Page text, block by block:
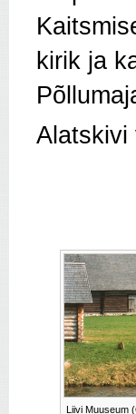
kirik ja
Alatskivi
Liivi Muuseum